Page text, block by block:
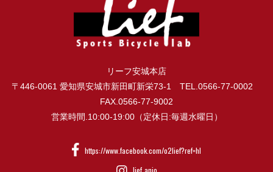
リーフ安城本店
〒446-0061 愛知県安城市新田町新栄73-1 TEL.0566-77-0002
FAX.0566-77-9002
営業時間.10:00-19:00（定休日:毎週水曜日）
https://www.facebook.com/o2lief?ref=hl
lief_anjo